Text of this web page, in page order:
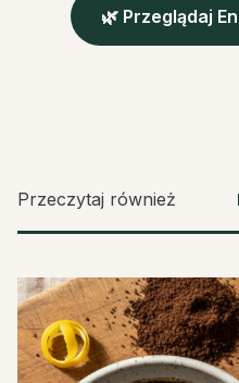
🌿 Przeglądaj
Przeczytaj również